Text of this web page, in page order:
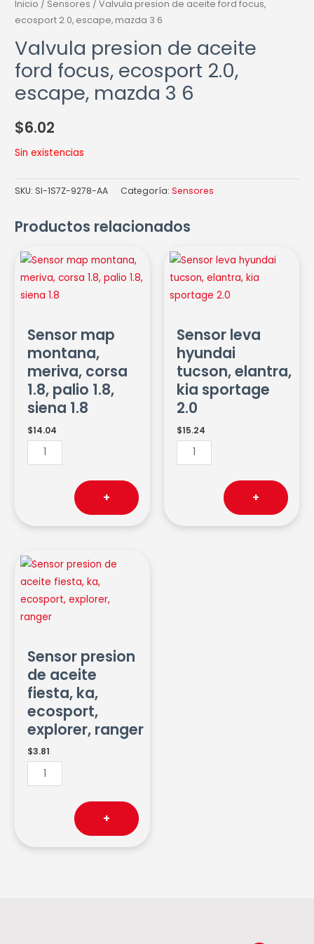
Inicio / Sensores / Valvula presion de aceite ford focus,
ecosport 2.0, escape, mazda 3 6
Valvula presion de aceite
ford focus, ecosport 2.0,
escape, mazda 3 6
$6.02
Sin existencias
SKU: SI-1S7Z-9278-AA Categoría:Sensores
Productos relacionados
Sensor map
montana,
meriva, corsa
1.8, palio 1.8,
siena 1.8
$14.04
Sensor
map
montana,
1.8,
palio
1.8,
siena
1.8
cantidad
+
Sensor leva
hyundai
tucson, elantra,
kia sportage
2.0
$15.24
Sensor
hyundai
kia
sportage
2.0
cantidad
+
Sensor presion
de aceite
fiesta, ka,
ecosport,
explorer, ranger
$3.81
Sensor
presion
ecosport,
explorer,
ranger
cantidad
+